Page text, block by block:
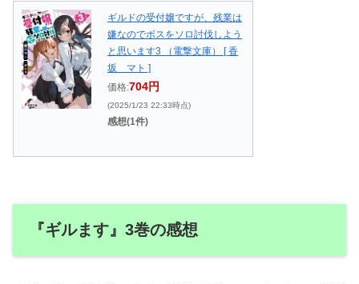
ギルドの受付嬢ですが、残業は
嫌なのでボスをソロ討伐しよう
と思います3 （電撃文庫） [ 香
坂 マト ]
価格:704円
(2025/1/23 22:33時点)
感想(1件)
『ギルます』3巻の感想